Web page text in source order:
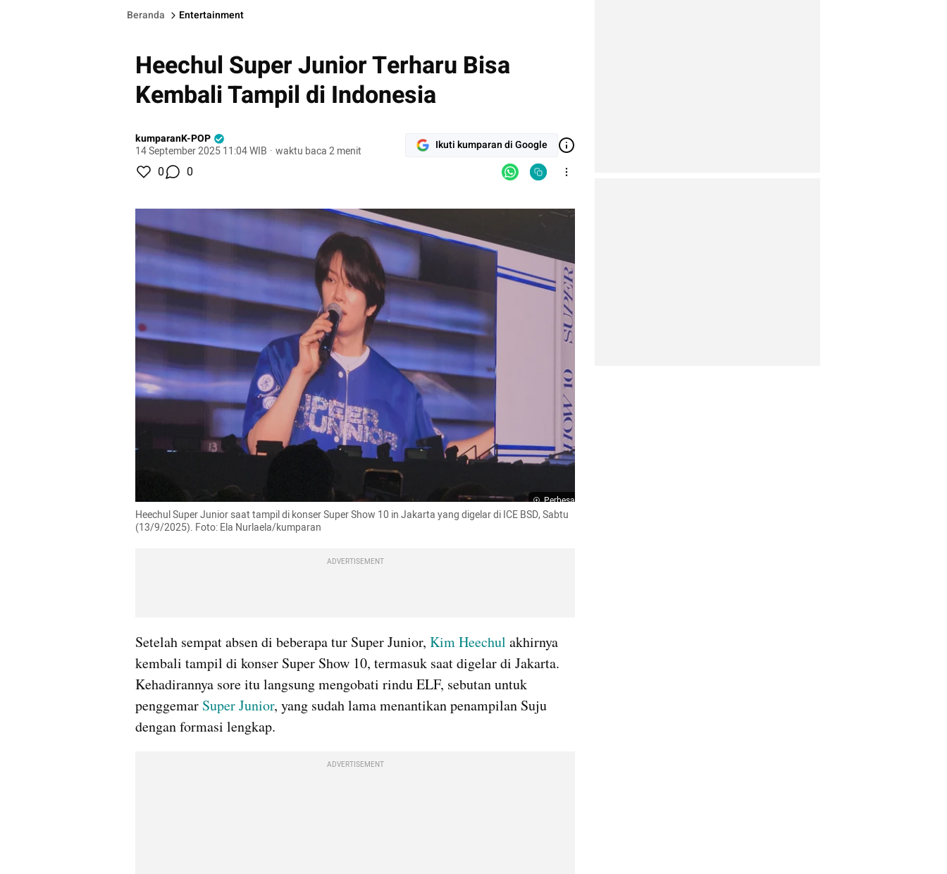
Beranda Entertainment
Heechul Super Junior Terharu Bisa
Kembali Tampil di Indonesia
kumparanK-POP
14 September 2025 11:04 WIB · waktu baca 2 menit Ikuti kumparan di Google
0 0
Perbesar
Heechul Super Junior saat tampil di konser Super Show 10 in Jakarta yang digelar di ICE BSD, Sabtu
(13/9/2025). Foto: Ela Nurlaela/kumparan
ADVERTISEMENT
Setelah sempat absen di beberapa tur Super Junior, Kim Heechul akhirnya
kembali tampil di konser Super Show 10, termasuk saat digelar di Jakarta.
Kehadirannya sore itu langsung mengobati rindu ELF, sebutan untuk
penggemar Super Junior, yang sudah lama menantikan penampilan Suju
dengan formasi lengkap.
ADVERTISEMENT